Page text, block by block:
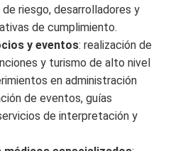
riesgo, desarrolladores y
de cumplimiento.
y eventos: realización de
y turismo de alto nivel
en administración
de eventos, guías
de interpretación y